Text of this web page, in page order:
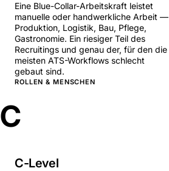
Eine Blue-Collar-Arbeitskraft leistet
manuelle oder handwerkliche Arbeit —
Produktion, Logistik, Bau, Pflege,
Gastronomie. Ein riesiger Teil des
Recruitings und genau der, für den die
meisten ATS-Workflows schlecht
gebaut sind.
ROLLEN & MENSCHEN
C
C-Level